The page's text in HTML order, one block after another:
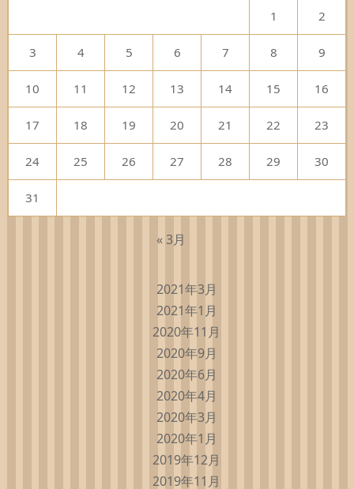
1 2
3 4 5 6 7 8 9
10 11 12 13 14 15 16
17 18 19 20 21 22 23
24 25 26 27 28 29 30
31
« 3月
2021年3月
2021年1月
2020年11月
2020年9月
2020年6月
2020年4月
2020年3月
2020年1月
2019年12月
2019年11月